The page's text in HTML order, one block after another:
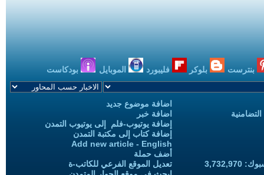
بنترست بلوكر فليبورد الموبايل بودكاست
اضافة موضوع جديد
اضافة خبر
إضافة يوتيوب-فلم إلى يوتيوب التمدن
إضافة كتاب إلى مكتبة التمدن
Add new article - English
أضف حملة
تعديل الموقع الفرعي للكاتب-ة